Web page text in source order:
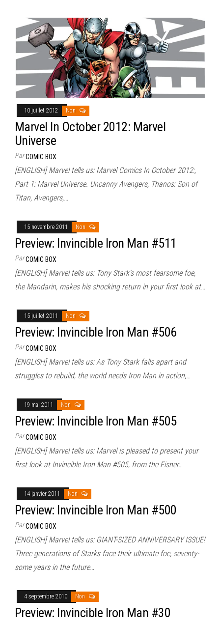
10 juillet 2012 Non
Marvel In October 2012: Marvel
Universe
ParCOMIC BOX
[ENGLISH] Marvel tells us: Marvel Comics In October 2012:,
Part 1: Marvel Universe. Uncanny Avengers, Thanos: Son of
Titan, Avengers,…
15 novembre 2011 Non
Preview: Invincible Iron Man #511
ParCOMIC BOX
[ENGLISH] Marvel tells us: Tony Stark’s most fearsome foe,
the Mandarin, makes his shocking return in your first look at…
15 juillet 2011 Non
Preview: Invincible Iron Man #506
ParCOMIC BOX
[ENGLISH] Marvel tells us: As Tony Stark falls apart and
struggles to rebuild, the world needs Iron Man in action,…
19 mai 2011 Non
Preview: Invincible Iron Man #505
ParCOMIC BOX
[ENGLISH] Marvel tells us: Marvel is pleased to present your
first look at Invincible Iron Man #505, from the Eisner…
14 janvier 2011 Non
Preview: Invincible Iron Man #500
ParCOMIC BOX
[ENGLISH] Marvel tells us: GIANT-SIZED ANNIVERSARY ISSUE!
Three generations of Starks face their ultimate foe, seventy-
some years in the future…
4 septembre 2010 Non
Preview: Invincible Iron Man #30